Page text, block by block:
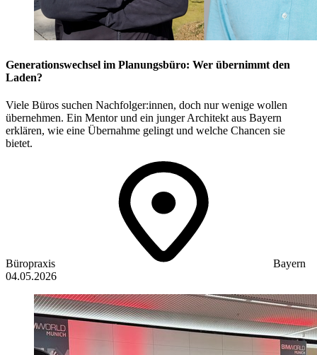
Generationswechsel im Planungsbüro: Wer übernimmt den
Laden?
Viele Büros suchen Nachfolger:innen, doch nur wenige wollen
übernehmen. Ein Mentor und ein junger Architekt aus Bayern
erklären, wie eine Übernahme gelingt und welche Chancen sie
bietet.
Büropraxis
Bayern
04.05.2026